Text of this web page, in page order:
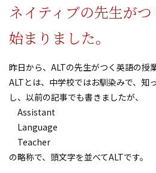
ネイティブの先生が
始まりました。
昨日から、ALTの先生がつく英語の授
ALTとは、中学校ではお馴染みで、知
し、以前の記事でも書きましたが、
Assistant
Language
Teacher
の略称で、頭文字を並べてALTです。